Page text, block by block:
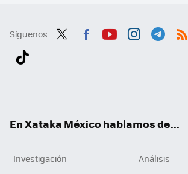
Síguenos
En Xataka México hablamos de...
Investigación
Análisis